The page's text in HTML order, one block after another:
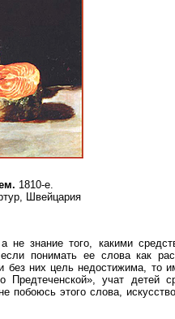
1810-е.
Швейцария
знание того, какими
понимать ее слова как
них цель недостижима, то
учат детей
побоюсь этого слова,